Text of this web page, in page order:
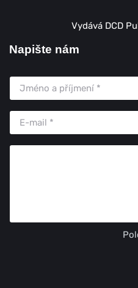
Vydává DCD
Napište nám